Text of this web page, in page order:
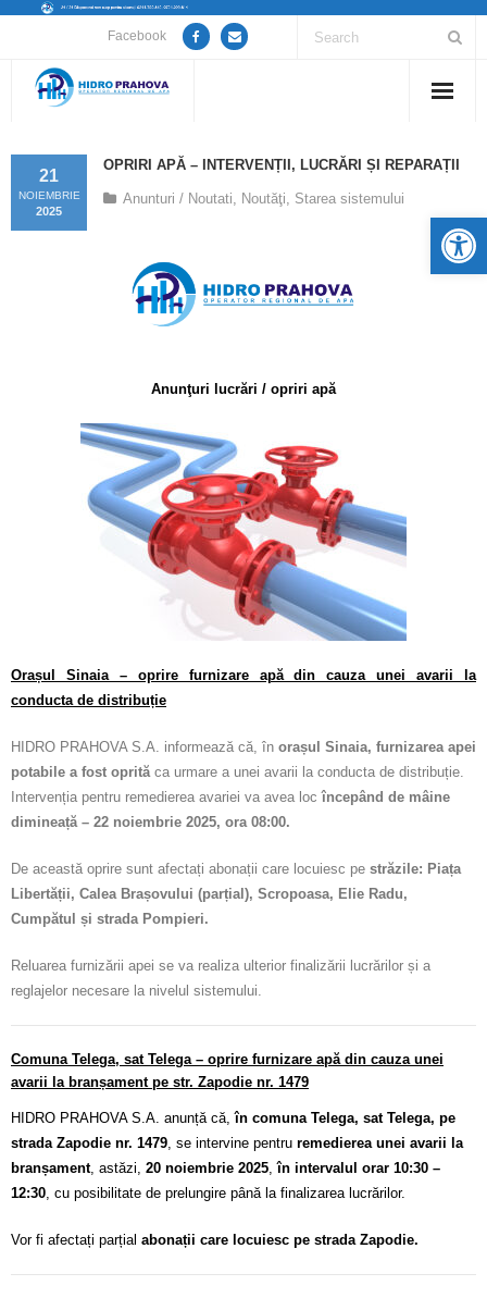
Facebook
Despre noi
Guvernanță Corporativă
Informații de interes public
Calitatea apei
OPRIRI APĂ – INTERVENȚII, LUCRĂRI ȘI REPARAȚII
21
NOIEMBRIE
2025
Anunturi / Noutati, Noutăţi, Starea sistemului
Anunţuri lucrări / opriri apă
Orașul Sinaia – oprire furnizare apă din cauza unei avarii la
conducta de distribuție
HIDRO PRAHOVA S.A. informează că, în orașul Sinaia, furnizarea apei
potabile a fost oprităca urmare a unei avarii la conducta de distribuție.
Intervenția pentru remedierea avariei va avea loc începând de mâine
dimineață – 22 noiembrie 2025, ora 08:00.
De această oprire sunt afectați abonații care locuiesc pe străzile: Piața
Libertății, Calea Brașovului (parțial), Scropoasa, Elie Radu,
Cumpătul și strada Pompieri.
Reluarea furnizării apei se va realiza ulterior finalizării lucrărilor și a
reglajelor necesare la nivelul sistemului.
Comuna Telega, sat Telega – oprire furnizare apă din cauza unei
avarii la branșament pe str. Zapodie nr. 1479
HIDRO PRAHOVA S.A. anunță că,în comuna Telega, sat Telega, pe
strada Zapodie nr. 1479 , se intervine pentru remedierea unei avarii la
branșament, astăzi, 20 noiembrie 2025 ,în intervalul orar 10:30 –
12:30 , cu posibilitate de prelungire până la finalizarea lucrărilor.
Vor fi afectați parțial abonații care locuiesc pe strada Zapodie.